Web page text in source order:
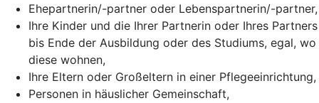
Ehepartnerin/-partner oder Lebenspartnerin/-partner,
Ihre Kinder und die Ihrer Partnerin oder Ihres Partners
bis Ende der Ausbildung oder des Studiums, egal, wo
diese wohnen,
Ihre Eltern oder Großeltern in einer Pflegeeinrichtung,
Personen in häuslicher Gemeinschaft,